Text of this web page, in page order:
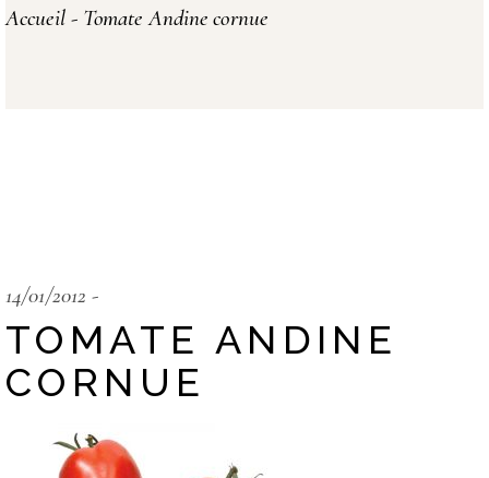
Accueil Tomate Andine cornue
14/01/2012
TOMATE ANDINE
CORNUE